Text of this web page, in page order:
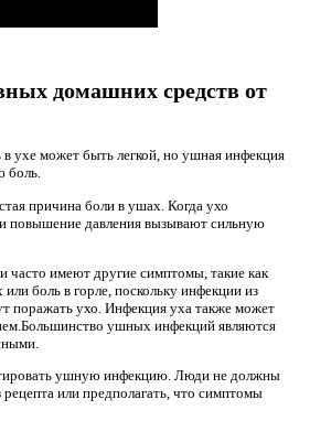
домашних средств от
ухе может быть легкой, но ушная инфекция
боль.
причина боли в ушах. Когда ухо
повышение давления вызывают сильную
имеют другие симптомы, такие как
боль в горле, поскольку инфекции из
поражать ухо. Инфекция уха также может
ушных инфекций являются
ушную инфекцию. Люди не должны
или предполагать, что симптомы